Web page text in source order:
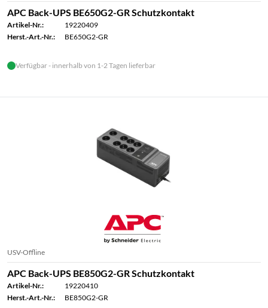
APC Back-UPS BE650G2-GR Schutzkontakt
Artikel-Nr.:
19220409
Herst.-Art.-Nr.:
BE650G2-GR
Verfügbar - innerhalb von 1-2 Tagen lieferbar
USV-Offline
APC Back-UPS BE850G2-GR Schutzkontakt
Artikel-Nr.:
19220410
Herst.-Art.-Nr.:
BE850G2-GR